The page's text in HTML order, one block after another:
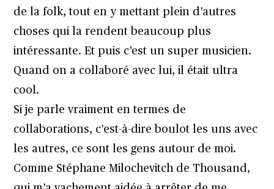
de la folk, tout en y mettant plein d’autres
choses qui la rendent beaucoup plus
intéressante. Et puis c’est un super musicien.
Quand on a collaboré avec lui, il était ultra
cool.
Si je parle vraiment en termes de
collaborations, c’est-à-dire boulot les uns avec
les autres, ce sont les gens autour de moi.
Comme Stéphane Milochevitch de Thousand,